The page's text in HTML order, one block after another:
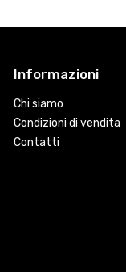
Informazioni
Chi siamo
Condizioni di vendita
Contatti